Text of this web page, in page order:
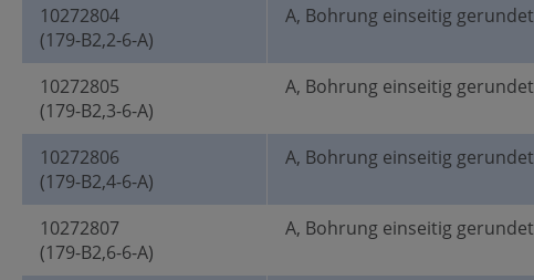
10272804
(179-B2,2-6-A)
A, Bohrung einseitig gerundet
10272805
(179-B2,3-6-A)
A, Bohrung einseitig gerundet
10272806
(179-B2,4-6-A)
A, Bohrung einseitig gerundet
10272807
(179-B2,6-6-A)
A, Bohrung einseitig gerundet